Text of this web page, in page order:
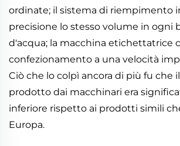
ordinate; il sistema di riempimento
precisione lo stesso volume in ogni
d'acqua; la macchina etichettatrice
confezionamento a una velocità
Ciò che lo colpì ancora di più fu che
prodotto dai macchinari era
inferiore rispetto ai prodotti simili
Europa.